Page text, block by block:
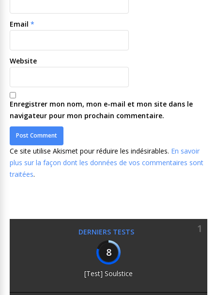
Email *
Website
Enregistrer mon nom, mon e-mail et mon site dans le
navigateur pour mon prochain commentaire.
Ce site utilise Akismet pour réduire les indésirables. En savoir
plus sur la façon dont les données de vos commentaires sont
traitées.
DERNIERS TESTS
1
8
[Test] Soulstice